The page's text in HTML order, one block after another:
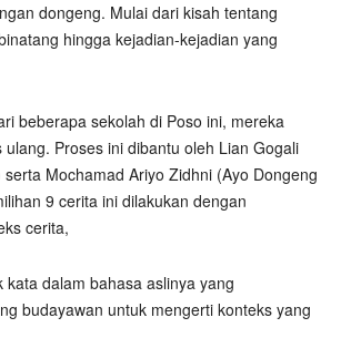
dongeng. Mulai dari kisah tentang
hingga kejadian-kejadian yang
beberapa sekolah di Poso ini, mereka
Proses ini dibantu oleh Lian Gogali
Mochamad Ariyo Zidhni (Ayo Dongeng
9 cerita ini dilakukan dengan
cerita,
dalam bahasa aslinya yang
budayawan untuk mengerti konteks yang